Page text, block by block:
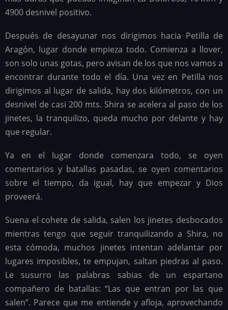
4900 desnivel positivo.
Después de desayunar nos dirigimos hacia Petilla de
Aragón, lugar donde empieza todo. Comienza a llover,
son solo unas gotas, pero avisan de los que nos vamos a
encontrar durante todo el día. Una vez en Petilla nos
dirigimos al lugar de salida, hay dos kilómetros, con un
desnivel de casi 200 mts. Shira se acelera al paso de los
jinetes, la tranquilizo, queda mucho por delante y hay
que regular.
Ya en el lugar donde comenzara todo, se oyen
comentarios y batallas pasadas, se oyen comentarios
sobre el tiempo, da igual, hay que empezar y Dios
proveerá.
Suena el cohete de salida, salen los jinetes desbocados
mientras tengo que seguir tranquilizando a Shira, no
esta cómoda, muchos jinetes intentan adelantar por
lugares imposibles, te empujan, saltan piedras al paso.
Le susurro las palabras sabias de un espartano
compañero de batallas: “Las que entran por las que
salen”. Parece que me entiende y afloja, aprovechando